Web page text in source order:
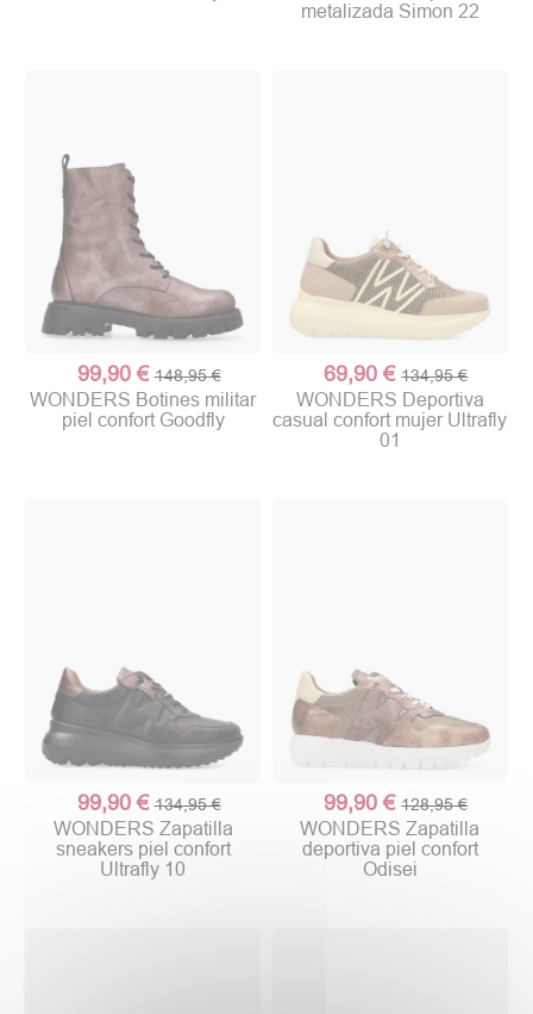
metalizada Simon 22
99,90 € 148,95 €
WONDERS Botines militar
piel confort Goodfly
69,90 € 134,95 €
WONDERS Deportiva
casual confort mujer Ultrafly
01
99,90 € 134,95 €
WONDERS Zapatilla
sneakers piel confort
Ultrafly 10
99,90 € 128,95 €
WONDERS Zapatilla
deportiva piel confort
Odisei